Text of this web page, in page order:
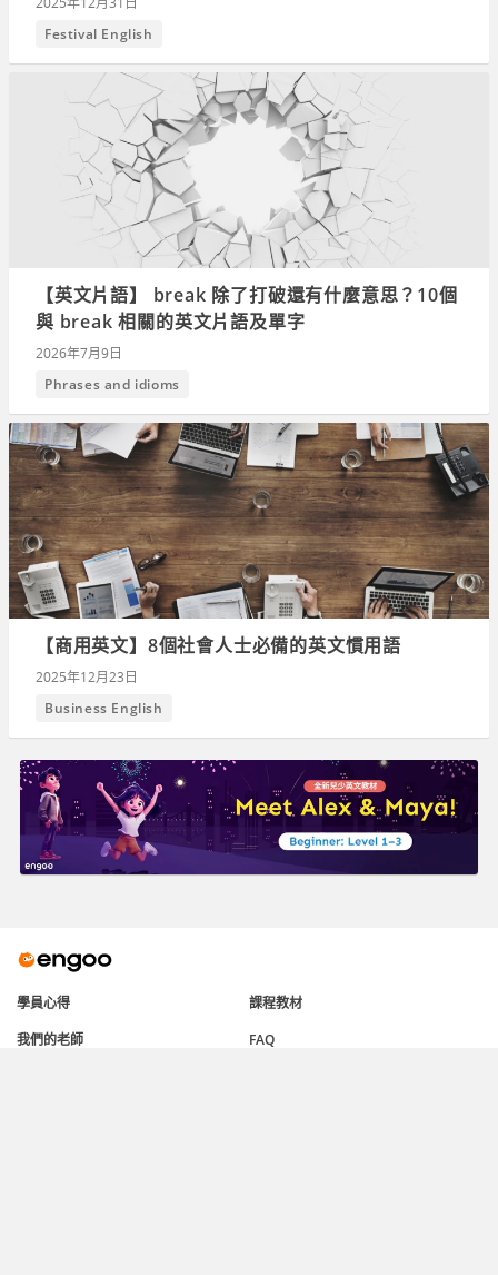
Festival English
【英文片語】 break 除了打破還有什麼意思？10個
與 break 相關的英文片語及單字
2026年7月9日
Phrases and idioms
【商用英文】8個社會人士必備的英文慣用語
2025年12月23日
Business English
學員心得
課程教材
我們的老師
FAQ